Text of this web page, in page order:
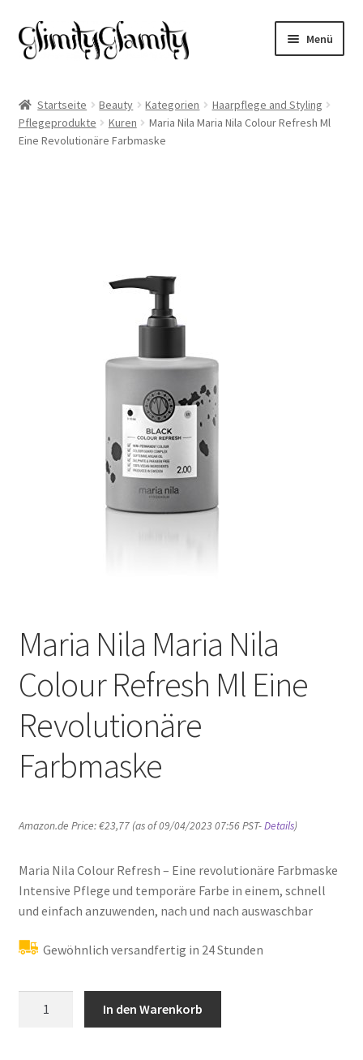
Zur
Navigation
Zum
Inhalt
Menü
Cookie-Richtlinie (EU)
Startseite Beauty Kategorien
Haarpflege and Styling
Pflegeprodukte
Kuren
Maria Nila Maria Nila Colour Refresh Ml
Eine Revolutionäre Farbmaske
Maria Nila Maria Nila
Colour Refresh Ml Eine
Revolutionäre
Farbmaske
Amazon.de Price:€23,77(as of 09/04/2023 07:56 PST-Details)
Maria Nila Colour Refresh – Eine revolutionäre Farbmaske
Intensive Pflege und temporäre Farbe in einem, schnell
und einfach anzuwenden, nach und nach auswaschbar
Gewöhnlich versandfertig in 24 Stunden
In den Warenkorb